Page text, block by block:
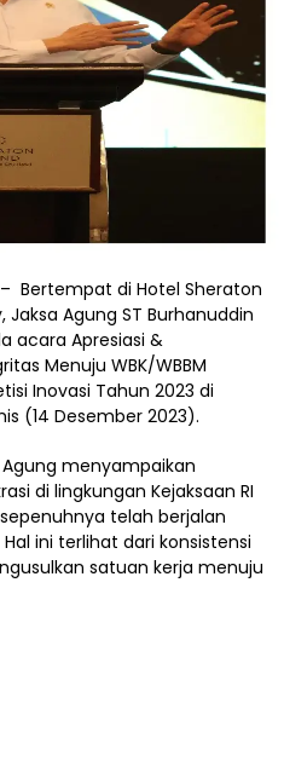
– Bertempat di Hotel Sheraton
Agung ST Burhanuddin
acara Apresiasi &
Menuju WBK/WBBM
Inovasi Tahun 2023 di
(14 Desember 2023).
menyampaikan
di lingkungan Kejaksaan RI
telah berjalan
ini terlihat dari konsistensi
satuan kerja menuju